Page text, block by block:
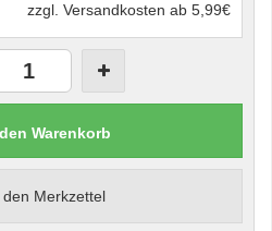
zzgl. Versandkosten ab 5,99€
Warenkorb
den Merkzettel